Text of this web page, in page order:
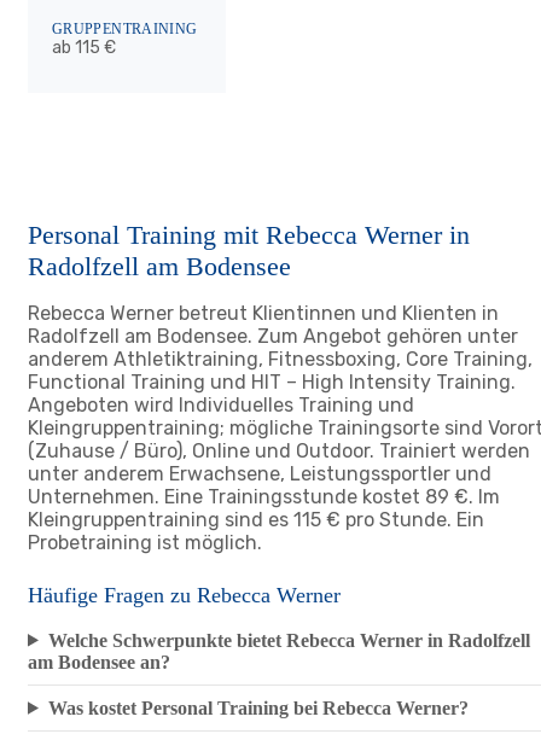
GRUPPENTRAINING
ab 115 €
Personal Training mit Rebecca Werner in
Radolfzell am Bodensee
Rebecca Werner betreut Klientinnen und Klienten in
Radolfzell am Bodensee. Zum Angebot gehören unter
anderem Athletiktraining, Fitnessboxing, Core Training,
Functional Training und HIT – High Intensity Training.
Angeboten wird Individuelles Training und
Kleingruppentraining; mögliche Trainingsorte sind
(Zuhause / Büro), Online und Outdoor. Trainiert werden
unter anderem Erwachsene, Leistungssportler und
Unternehmen. Eine Trainingsstunde kostet 89 €. Im
Kleingruppentraining sind es 115 € pro Stunde. Ein
Probetraining ist möglich.
Häufige Fragen zu Rebecca Werner
Welche Schwerpunkte bietet Rebecca Werner in Radolfzell
am Bodensee an?
Was kostet Personal Training bei Rebecca Werner?